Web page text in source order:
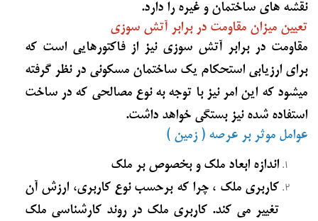
نقشه های ساختمان و غیره را دارد.
تعیین میزان مقاومت در برابر آتش سوزی
مقاومت در برابر آتش سوزی نیز از فاکتورهایی است که
برای ارزیابی استحکام یک ساختمان مسکونی در نظر گرفته
میشود که این امر نیز با توجه به نوع مصالحی که در ساخت
استفاده شده نیز بستگی خواهد داشت.
عوامل موثر بر عرصه ( زمین )
اندازه ابعاد ملک و بخصوص بر ملک
کاربری ملک ، چرا که برحسب نوع کاربری، ارزش آن
تغییر می کند. کاربری ملک در روند کارشناسی ملک